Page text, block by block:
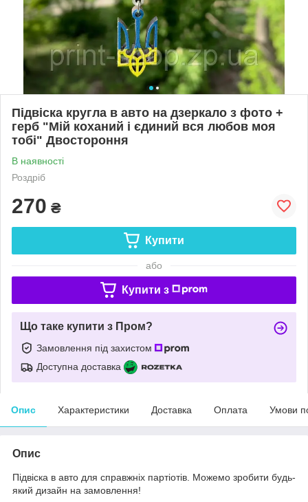
Підвіска кругла в авто на дзеркало з фото +
герб "Мій коханий і єдиний вся любов моя
тобі" Двостороння
В наявності
Роздріб
270 ₴
Купити
або
Купити з
Що таке купити з Пром?
Замовлення під захистом
Доступна доставка
Опис Характеристики Доставка Оплата Умови
Опис
Підвіска в авто для справжніх партіотів. Можемо зробити будь-
який дизайн на замовлення!